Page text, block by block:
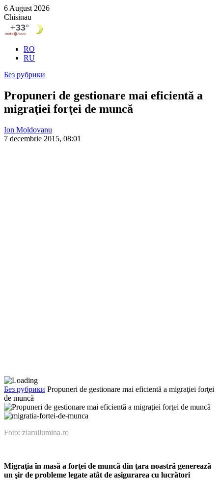
6 August 2026
Chisinau
RO
RU
Без рубрики
Propuneri de gestionare mai eficientă a
migraţiei forţei de muncă
Ion Moldovanu
7 decembrie 2015, 08:01
Без рубрики Propuneri de gestionare mai eficientă a migraţiei forţei
de muncă
Foto: ziarullumina.ro
Migraţia în masă a forţei de muncă din ţara noastră generează
un şir de proble­me legate atât de asigura­rea cu lucrători